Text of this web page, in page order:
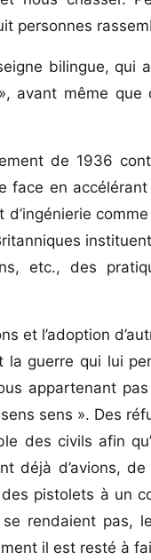
personnes
bilingue, qui
avant même
de 1936
face en
etc., des
et l’adoption
guerre qui lui
appartenant
sens ». Des
des civils afin
déjà d’avions,
des pistolets à
rendaient pas,
il est resté à